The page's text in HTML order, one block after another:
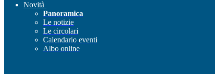
Novità
Panoramica
Le notizie
Le circolari
Calendario eventi
Albo online